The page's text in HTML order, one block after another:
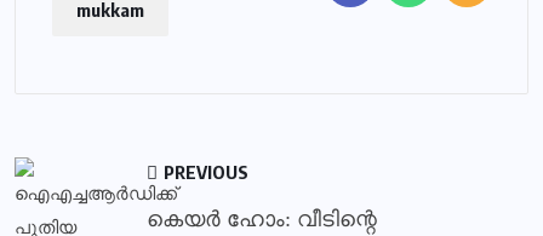
mukkam
PREVIOUS
കെയര്‍ ഹോം: വീടിന്റെ